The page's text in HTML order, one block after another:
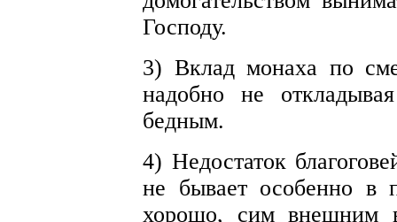
Господу.
3) Вклад монаха по
надобно не
бедным.
4) Недостаток
не бывает особенно в
хорошо, сим внешним